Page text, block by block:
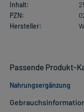
Inhalt:
PZN:
Hersteller:
Passende Produkt-
Nahrungsergänzung